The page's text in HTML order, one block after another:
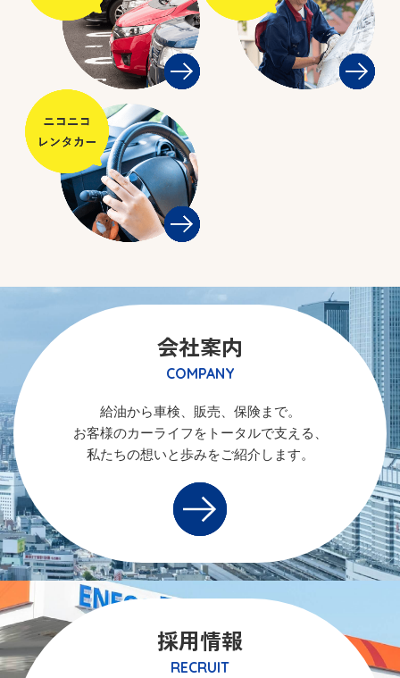
会社案内
COMPANY
給油から車検、販売、保険まで。
お客様のカーライフをトータルで支える、
私たちの想いと歩みをご紹介します。
採用情報
RECRUIT